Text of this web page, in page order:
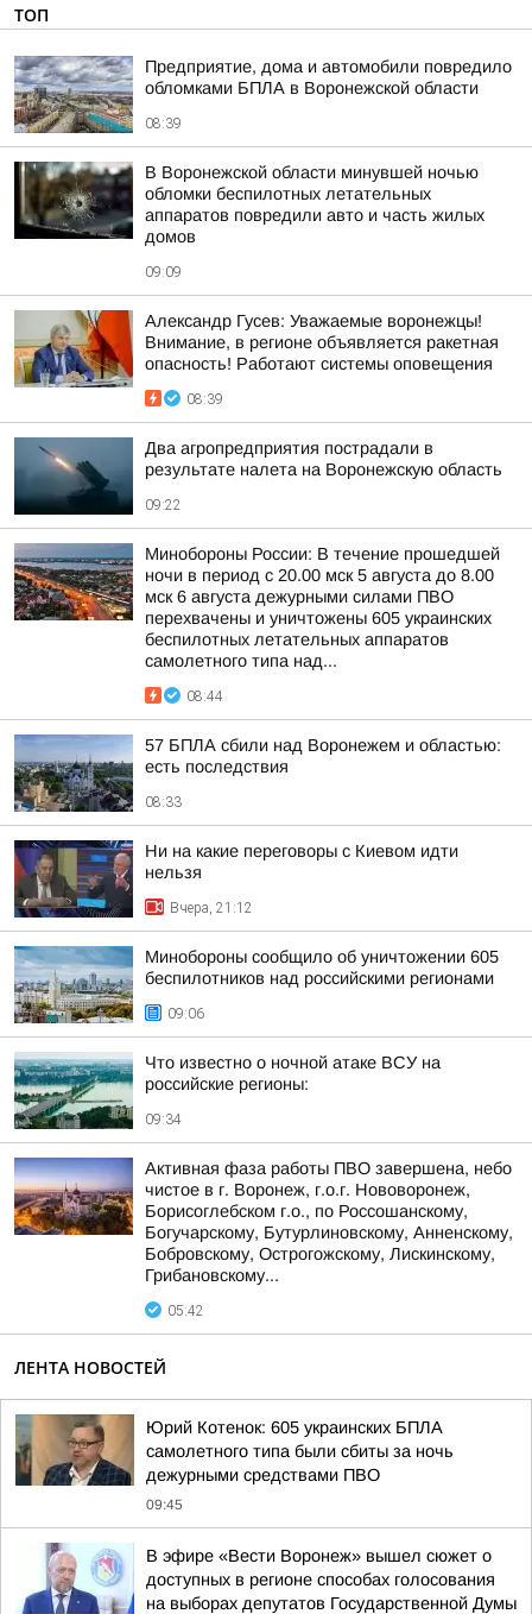
ТОП
Предприятие, дома и автомобили повредило
обломками БПЛА в Воронежской области
08:39
В Воронежской области минувшей ночью
обломки беспилотных летательных
аппаратов повредили авто и часть жилых
домов
09:09
Александр Гусев: Уважаемые воронежцы!
Внимание, в регионе объявляется ракетная
опасность! Работают системы оповещения
08:39
Два агропредприятия пострадали в
результате налета на Воронежскую область
09:22
Минобороны России: В течение прошедшей
ночи в период с 20.00 мск 5 августа до 8.00
мск 6 августа дежурными силами ПВО
перехвачены и уничтожены 605 украинских
беспилотных летательных аппаратов
самолетного типа над...
08:44
57 БПЛА сбили над Воронежем и областью:
есть последствия
08:33
Ни на какие переговоры с Киевом идти
нельзя
Вчера, 21:12
Минобороны сообщило об уничтожении 605
беспилотников над российскими регионами
09:06
Что известно о ночной атаке ВСУ на
российские регионы:
09:34
Активная фаза работы ПВО завершена, небо
чистое в г. Воронеж, г.о.г. Нововоронеж,
Борисоглебском г.о., по Россошанскому,
Богучарскому, Бутурлиновскому, Анненскому,
Бобровскому, Острогожскому, Лискинскому,
Грибановскому...
05:42
ЛЕНТА НОВОСТЕЙ
Юрий Котенок: 605 украинских БПЛА
самолетного типа были сбиты за ночь
дежурными средствами ПВО
09:45
В эфире «Вести Воронеж» вышел сюжет о
доступных в регионе способах голосования
на выборах депутатов Государственной Думы